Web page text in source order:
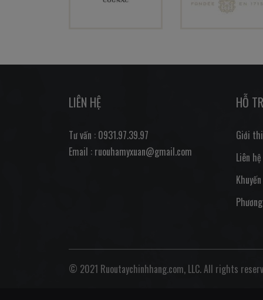
LIÊN HỆ
Tư vấn : 0931.97.39.97
Email : ruouhamyxuan@gmail.com
HỖ
Giới
Liên hệ
© 2021 Ruoutaychinhhang.com, LLC. All rights